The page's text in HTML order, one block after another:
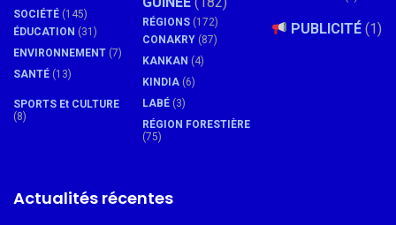
SOCIÉTÉ (145)
ÉDUCATION (31)
ENVIRONNEMENT (7)
SANTÉ (13)
SPORTS Et CULTURE
(8)
RÉGIONS (172)
CONAKRY (87)
KANKAN (4)
KINDIA (6)
LABÉ (3)
RÉGION FORESTIÈRE
(75)
PUBLICITÉ (1)
Actualités récentes